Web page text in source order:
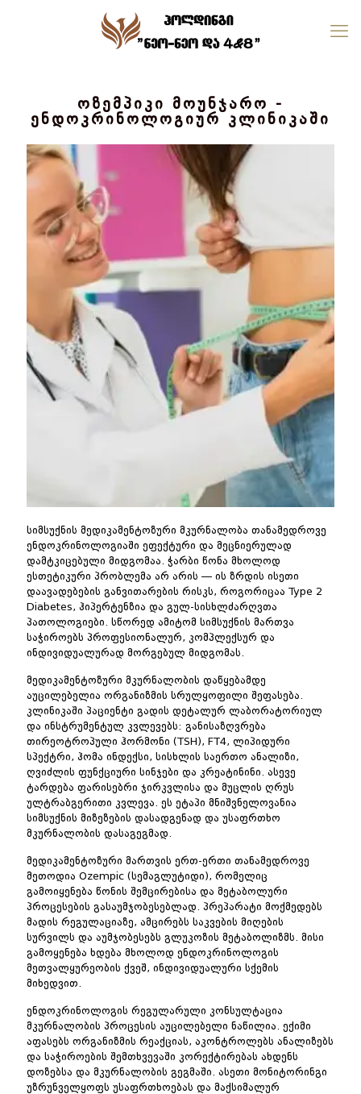
ოზემპიკი მოუნჯარო -
ენდოკრინოლოგიურ კლინიკაში
სიმსუქნის მედიკამენტოზური მკურნალობა თანამედროვე
ენდოკრინოლოგიაში ეფექტური და მეცნიერულად
დამტკიცებული მიდგომაა. ჭარბი წონა მხოლოდ
ესთეტიკური პრობლემა არ არის — ის ზრდის ისეთი
დაავადებების განვითარების რისკს, როგორიცაა Type 2
Diabetes, ჰიპერტენზია და გულ-სისხლძარღვთა
პათოლოგიები. სწორედ ამიტომ სიმსუქნის მართვა
საჭიროებს პროფესიონალურ, კომპლექსურ და
ინდივიდუალურად მორგებულ მიდგომას.
მედიკამენტოზური მკურნალობის დაწყებამდე
აუცილებელია ორგანიზმის სრულყოფილი შეფასება.
კლინიკაში პაციენტი გადის დეტალურ ლაბორატორიულ
და ინსტრუმენტულ კვლევებს: განისაზღვრება
თირეოტროპული ჰორმონი (TSH), FT4, ლიპიდური
სპექტრი, ჰომა ინდექსი, სისხლის საერთო ანალიზი,
ღვიძლის ფუნქციური სინჯები და კრეატინინი. ასევე
ტარდება ფარისებრი ჯირკვლისა და მუცლის ღრუს
ულტრაბგერითი კვლევა. ეს ეტაპი მნიშვნელოვანია
სიმსუქნის მიზეზების დასადგენად და უსაფრთხო
მკურნალობის დასაგეგმად.
მედიკამენტოზური მართვის ერთ-ერთი თანამედროვე
მეთოდია Ozempic (სემაგლუტიდი), რომელიც
გამოიყენება წონის შემცირებისა და მეტაბოლური
პროცესების გასაუმჯობესებლად. პრეპარატი მოქმედებს
მადის რეგულაციაზე, ამცირებს საკვების მიღების
სურვილს და აუმჯობესებს გლუკოზის მეტაბოლიზმს. მისი
გამოყენება ხდება მხოლოდ ენდოკრინოლოგის
მეთვალყურეობის ქვეშ, ინდივიდუალური სქემის
მიხედვით.
ენდოკრინოლოგის რეგულარული კონსულტაცია
მკურნალობის პროცესის აუცილებელი ნაწილია. ექიმი
აფასებს ორგანიზმის რეაქციას, აკონტროლებს ანალიზებს
და საჭიროების შემთხვევაში კორექტირებას ახდენს
დოზებსა და მკურნალობის გეგმაში. ასეთი მონიტორინგი
უზრუნველყოფს უსაფრთხოებას და მაქსიმალურ